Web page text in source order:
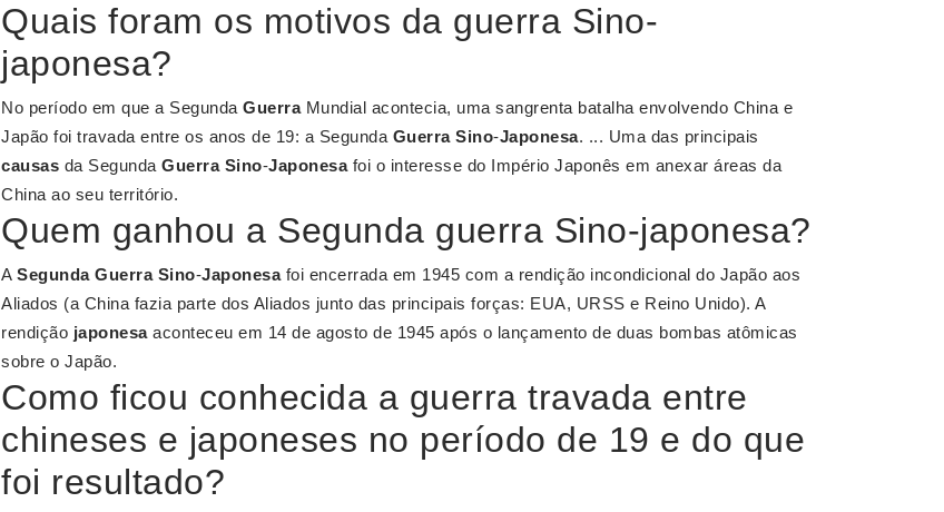
Quais foram os motivos da guerra Sino-
japonesa?
No período em que a Segunda GuerraMundial acontecia, uma sangrenta batalha envolvendo China e
Japão foi travada entre os anos de 19: a Segunda Guerra Sino-Japonesa. ... Uma das principais
causas da Segunda Guerra Sino-Japonesafoi o interesse do Império Japonês em anexar áreas da
China ao seu território.
Quem ganhou a Segunda guerra Sino-japonesa?
A Segunda Guerra Sino-Japonesafoi encerrada em 1945 com a rendição incondicional do Japão aos
Aliados (a China fazia parte dos Aliados junto das principais forças: EUA, URSS e Reino Unido). A
rendição japonesaaconteceu em 14 de agosto de 1945 após o lançamento de duas bombas atômicas
sobre o Japão.
Como ficou conhecida a guerra travada entre
chineses e japoneses no período de 19 e do que
foi resultado?